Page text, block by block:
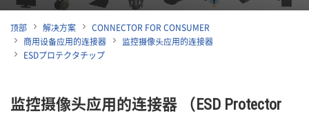
顶部 解决方案
CONNECTOR FOR CONSUMER
商用设备应用的连接器
监控摄像头应用的连接器
ESDプロテクタチップ
监控摄像头应用的连接器 （ESD Protector